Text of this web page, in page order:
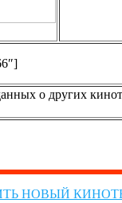
о других
НОВЫЙ